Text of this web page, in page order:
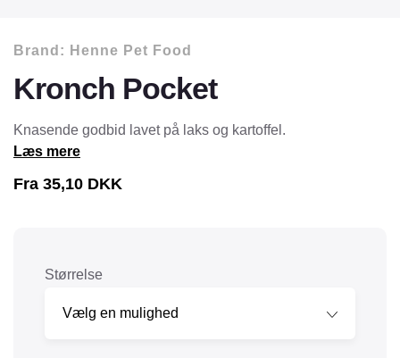
Brand: Henne Pet Food
Kronch Pocket
Knasende godbid lavet på laks og kartoffel.
Læs mere
Fra 35,10 DKK
Størrelse